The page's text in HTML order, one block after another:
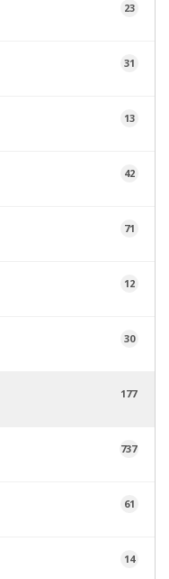
23
31
13
42
71
12
30
177
737
61
14